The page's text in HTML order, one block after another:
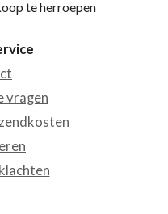
te herroepen
vragen